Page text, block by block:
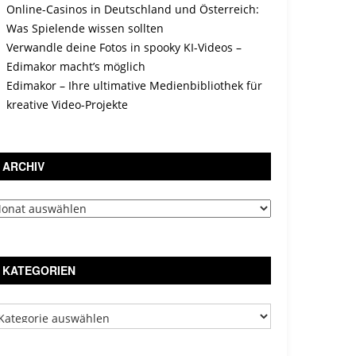
Online-Casinos in Deutschland und Österreich:
Was Spielende wissen sollten
Verwandle deine Fotos in spooky KI-Videos –
Edimakor macht’s möglich
Edimakor – Ihre ultimative Medienbibliothek für
kreative Video-Projekte
ARCHIV
KATEGORIEN